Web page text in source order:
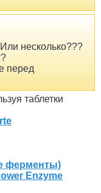
несколько???
перед
таблетки
ферменты)
Enzyme